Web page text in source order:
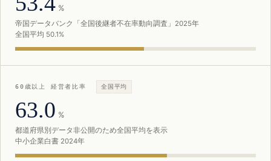
%
帝国データバンク「全国後継者不在率動向調査」2025年
全国平均 50.1%
60歳以上 経営者比率 全国平均
63.0 %
都道府県別データ非公開のため全国平均を表示
中小企業白書 2024年